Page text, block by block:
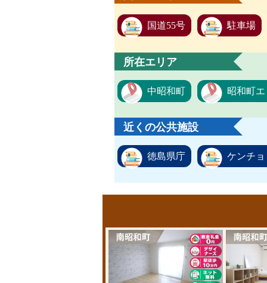
国道55号 駐車場
所在エリア
中昭和町 昭和町
近くの公共施設
徳島県庁 ケンチ